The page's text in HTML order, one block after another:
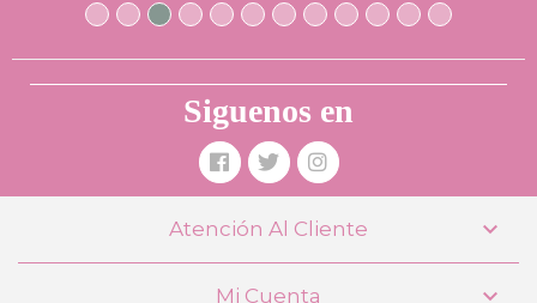
Siguenos en
Atención Al Cliente 
Mi Cuenta